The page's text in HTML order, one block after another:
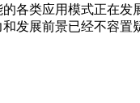
各类应用模式正在
发展前景已经不容置